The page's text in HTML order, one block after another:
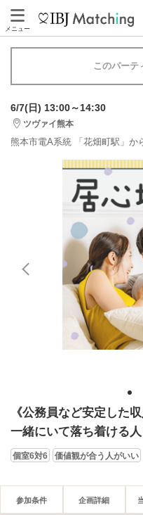
メニュー
このパーテ
6/7(日) 13:00～14:30
ツヴァイ熊本
熊本市電A系統 「花畑町駅」か
1
《公務員など安定した
一緒にいて落ち着ける
個室6対6 価値観が合う人がいい
参加条件 企画詳細